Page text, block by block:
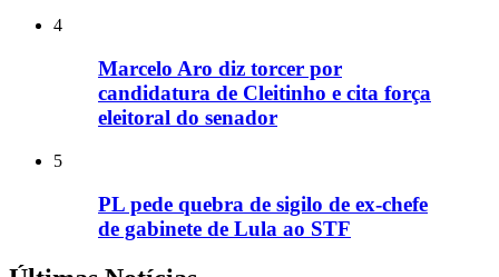
4
Marcelo Aro diz torcer por
candidatura de Cleitinho e cita força
eleitoral do senador
5
PL pede quebra de sigilo de ex-chefe
de gabinete de Lula ao STF